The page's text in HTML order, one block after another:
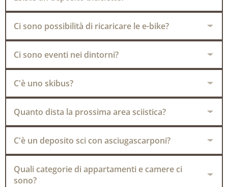
Ci sono possibilità di ricaricare le e-bike?
Ci sono eventi nei dintorni?
C'è uno skibus?
Quanto dista la prossima area sciistica?
C'è un deposito sci con asciugascarponi?
Quali categorie di appartamenti e camere ci
sono?